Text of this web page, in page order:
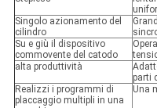
Singolo azionamento del
cilindro
Su e giù il dispositivo
commovente del catodo
alta produttività
parti
Realizzi i programmi di
placcaggio multipli in una
Una